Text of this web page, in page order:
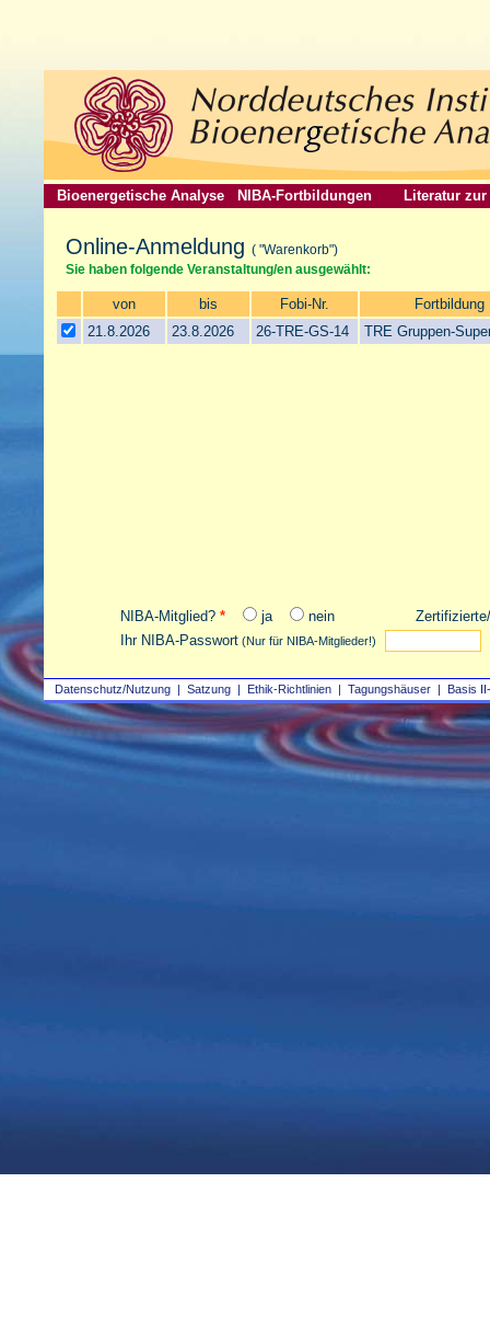
Datenschutz/Nutzung | Satzung | Ethik-Richtlinien | Tagungshäuser | Basis
Bioenergetische Analyse NIBA-Fortbildungen Literatur zur
Online-Anmeldung ( "Warenkorb")
von bis Fobi-Nr.
Fortbildung
21.8.2026
23.8.2026 26-TRE-GS-14 TRE Gruppen-
NIBA-Mitglied? * ja nein
Ihr NIBA-Passwort (Nur für NIBA-Mitglieder!)
Sie haben folgende Veranstaltung/en ausgewählt: